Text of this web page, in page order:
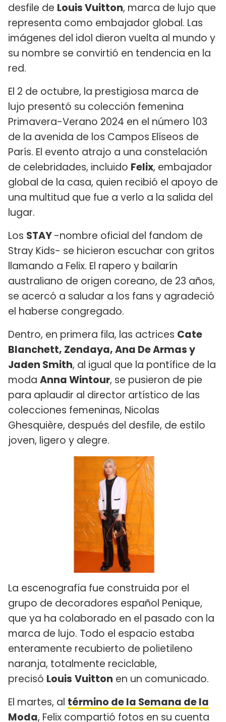
desfile de Louis Vuitton, marca de lujo que
representa como embajador global. Las
imágenes del idol dieron vuelta al mundo y
su nombre se convirtió en tendencia en la
red.
El 2 de octubre, la prestigiosa marca de
lujo presentó su colección femenina
Primavera-Verano 2024 en el número 103
de la avenida de los Campos Elíseos de
París. El evento atrajo a una constelación
de celebridades, incluido Felix, embajador
global de la casa, quien recibió el apoyo de
una multitud que fue a verlo a la salida del
lugar.
Los STAY-nombre oficial del fandom de
Stray Kids- se hicieron escuchar con gritos
llamando a Felix. El rapero y bailarín
australiano de origen coreano, de 23 años,
se acercó a saludar a los fans y agradeció
el haberse congregado.
Dentro, en primera fila, las actrices Cate
Blanchett, Zendaya, Ana De Armas y
Jaden Smith, al igual que la pontífice de la
moda Anna Wintour, se pusieron de pie
para aplaudir al director artístico de las
colecciones femeninas, Nicolas
Ghesquière, después del desfile, de estilo
joven, ligero y alegre.
La escenografía fue construida por el
grupo de decoradores español Penique,
que ya ha colaborado en el pasado con la
marca de lujo. Todo el espacio estaba
enteramente recubierto de polietileno
naranja, totalmente reciclable,
precisó Louis Vuitton en un comunicado.
El martes, al término de la Semana de la
Moda, Felix compartió fotos en su cuenta